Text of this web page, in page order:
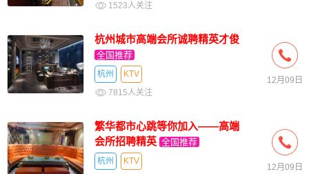
1523人关注
杭州城市高端会所诚聘精英才俊
全国推荐
杭州
KTV
7815人关注
12月09日
繁华都市心跳等你加入——高端
会所招聘精英 全国推荐
杭州
KTV
12月09日